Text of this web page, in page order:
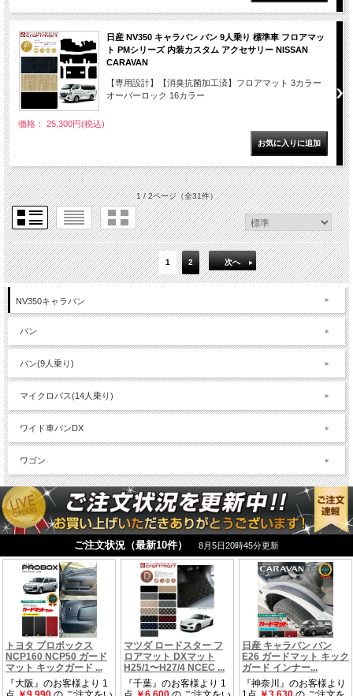
日産 NV350 キャラバン バン 9人乗り 標準車 フロアマッ
ト PMシリーズ 内装カスタム アクセサリー NISSAN
CARAVAN
【専用設計】【消臭抗菌加工済】フロアマット 3カラー
オーバーロック 16カラー
価格： 25,300円(税込)
1 / 2ページ（全31件）
1 2 次へ
NV350キャラバン
バン
バン(9人乗り)
マイクロバス(14人乗り)
ワイド車バンDX
ワゴン